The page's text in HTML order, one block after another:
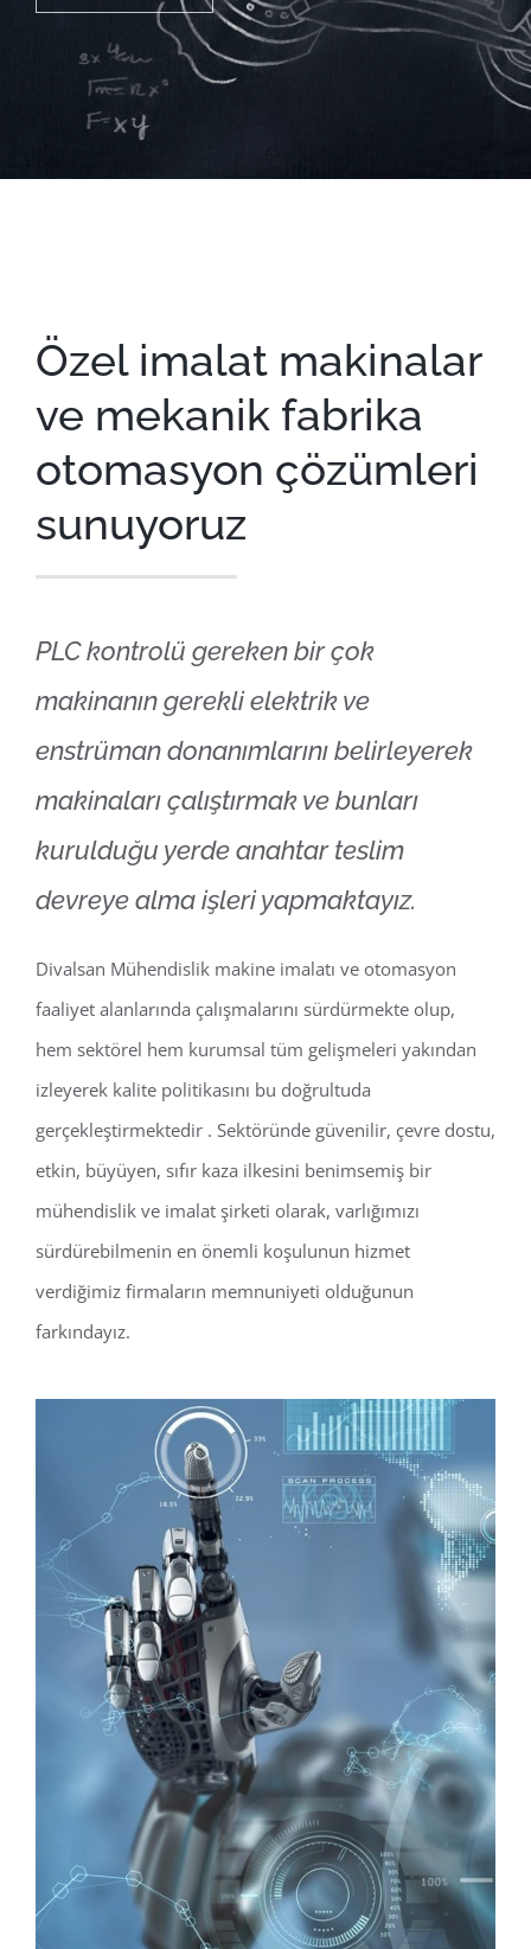
Özel imalat makinalar
ve mekanik fabrika
otomasyon çözümleri
sunuyoruz
PLC kontrolü gereken bir çok
makinanın gerekli elektrik ve
enstrüman donanımlarını belirleyerek
makinaları çalıştırmak ve bunları
kurulduğu yerde anahtar teslim
devreye alma işleri yapmaktayız.
Divalsan Mühendislik makine imalatı ve otomasyon
faaliyet alanlarında çalışmalarını sürdürmekte olup,
hem sektörel hem kurumsal tüm gelişmeleri yakından
izleyerek kalite politikasını bu doğrultuda
gerçekleştirmektedir . Sektöründe güvenilir, çevre dostu,
etkin, büyüyen, sıfır kaza ilkesini benimsemiş bir
mühendislik ve imalat şirketi olarak, varlığımızı
sürdürebilmenin en önemli koşulunun hizmet
verdiğimiz firmaların memnuniyeti olduğunun
farkındayız.